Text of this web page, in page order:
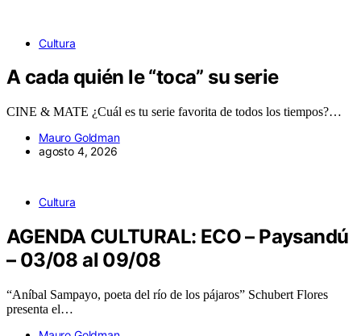
Cultura
A cada quién le “toca” su serie
CINE & MATE ¿Cuál es tu serie favorita de todos los tiempos?…
Mauro Goldman
agosto 4, 2026
Cultura
AGENDA CULTURAL: ECO – Paysandú
– 03/08 al 09/08
“Aníbal Sampayo, poeta del río de los pájaros” Schubert Flores
presenta el…